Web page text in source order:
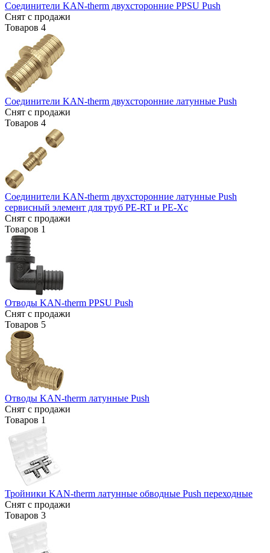
Соединители KAN-therm двухсторонние PPSU Push
Снят с продажи
Товаров 4
Соединители KAN-therm двухсторонние латунные Push
Снят с продажи
Товаров 4
Соединители KAN-therm двухсторонние латунные Push
сервисный элемент для труб PE-RT и PE-Xc
Снят с продажи
Товаров 1
Отводы KAN-therm PPSU Push
Снят с продажи
Товаров 5
Отводы KAN-therm латунные Push
Снят с продажи
Товаров 1
Тройники KAN-therm латунные обводные Push переходные
Снят с продажи
Товаров 3